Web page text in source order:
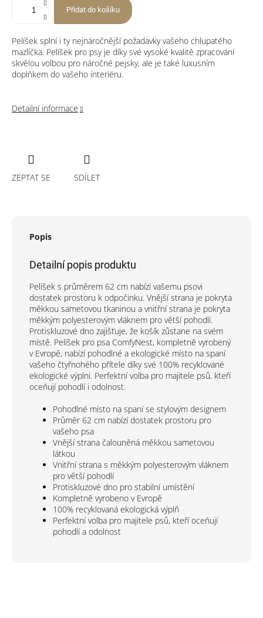
Přidat do košíku
Pelíšek splní i ty nejnáročnější požadavky vašeho chlupatého
mazlíčka. Pelíšek pro psy je díky své vysoké kvalitě zpracování
skvělou volbou pro náročné pejsky, ale je také luxusním
doplňkem do vašeho interiéru.
Detailní informace
ZEPTAT SE SDÍLET
Popis
Detailní popis produktu
Pelíšek s průměrem 62 cm nabízí vašemu psovi
dostatek prostoru k odpočinku. Vnější strana je pokryta
měkkou sametovou tkaninou a vnitřní strana je pokryta
měkkým polyesterovým vláknem pro větší pohodlí.
Protiskluzové dno zajišťuje, že košík zůstane na svém
místě. Pelíšek pro psa ComfyNest, kompletně vyrobený
v Evropě, nabízí pohodlné a ekologické místo na spaní
vašeho čtyřnohého přítele díky své 100% recyklované
ekologické výplni. Perfektní volba pro majitele psů, kteří
oceňují pohodlí i odolnost.
Pohodlné místo na spaní se stylovým designem
Průměr 62 cm nabízí dostatek prostoru pro
vašeho psa
Vnější strana čalouněná měkkou sametovou
látkou
Vnitřní strana s měkkým polyesterovým vláknem
pro větší pohodlí
Protiskluzové dno pro stabilní umístění
Kompletně vyrobeno v Evropě
100% recyklovaná ekologická výplň
Perfektní volba pro majitele psů, kteří oceňují
pohodlí a odolnost